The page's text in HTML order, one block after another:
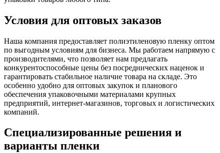
Условия для оптовых заказов
Наша компания предоставляет полиэтиленовую пленку оптом
по выгодным условиям для бизнеса. Мы работаем напрямую с
производителями, что позволяет нам предлагать
конкурентоспособные цены без посреднических наценок и
гарантировать стабильное наличие товара на складе. Это
особенно удобно для оптовых закупок и планового
обеспечения упаковочными материалами крупных
предприятий, интернет‑магазинов, торговых и логистических
компаний.
Специализированные решения и
варианты пленки